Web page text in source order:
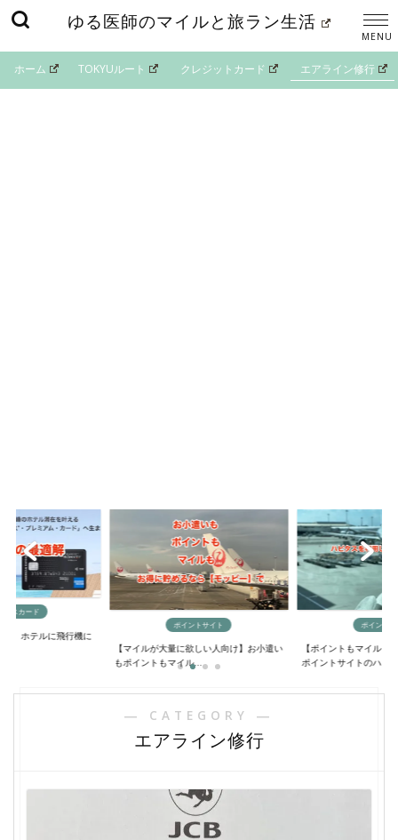
ゆる医師のマイルと旅ラン生活
ホーム TOKYUルート クレジットカード エアライン修行
機に
【マイルが大量に欲しい人向け】お小遣い
もポイントもマイル...
【ポイントもマイルも大量に貯める方
ポイントサイトのハ...
― CATEGORY ―
エアライン修行